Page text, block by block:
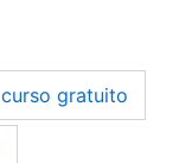
curso gratuito